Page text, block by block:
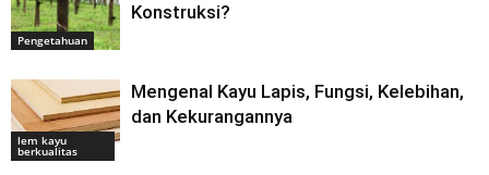
Pengetahuan
Konstruksi?
lem kayu
berkualitas
Mengenal Kayu Lapis, Fungsi, Kelebihan,
dan Kekurangannya